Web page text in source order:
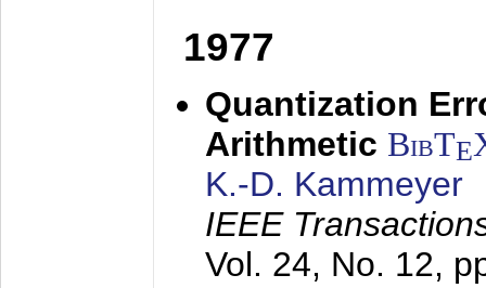
1977
Quantization
Arithmetic BibTE
K.-D. Kammeyer
IEEE
Vol. 24, No. 12,